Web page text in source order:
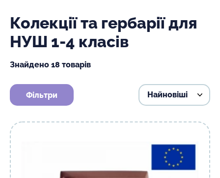
Колекції та гербарії для
НУШ 1-4 класів
Знайдено 18 товарів
Фільтри